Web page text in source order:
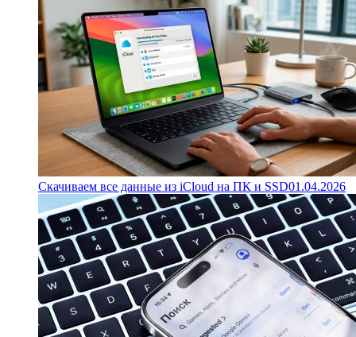
Скачиваем все данные из iCloud на ПК и SSD01.04.2026